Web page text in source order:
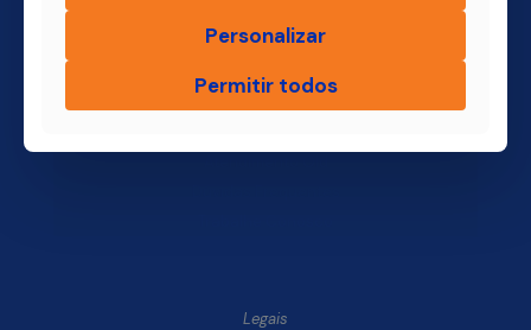
Produtos
Blog Finsol
Legais
Personalizar
Permitir todos